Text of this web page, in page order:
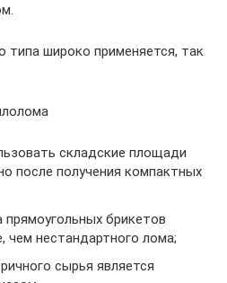
типа широко применяется, так
складские площади
после получения компактных
прямоугольных брикетов
чем нестандартного лома;
сырья является